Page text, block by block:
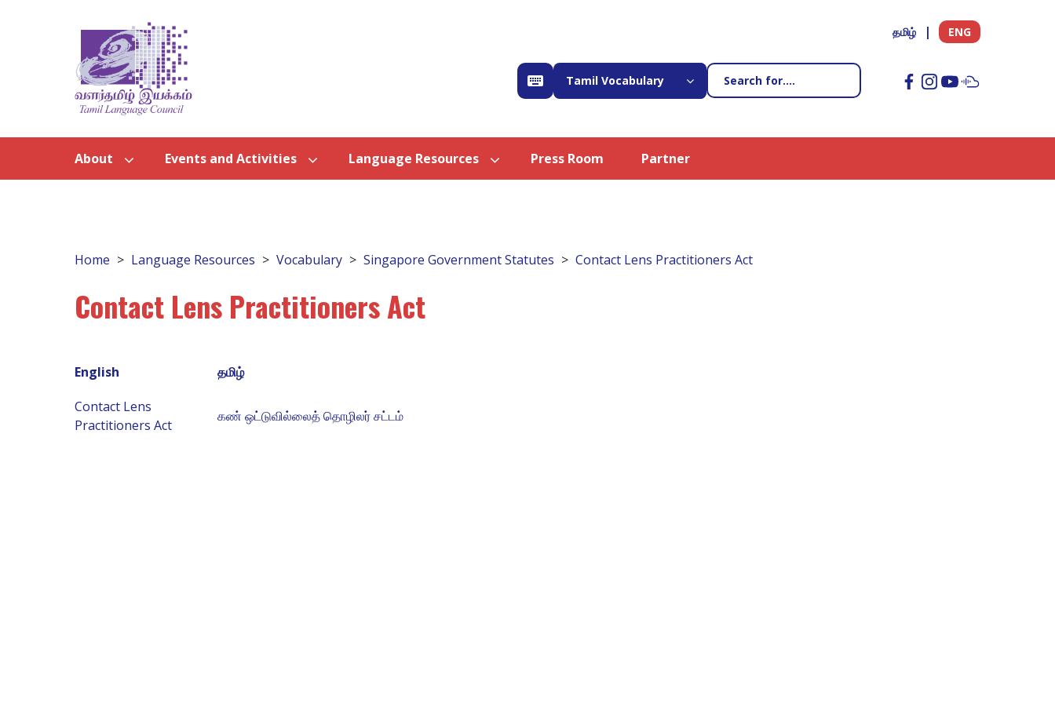
தமிழ் ENG
Tamil Vocabulary
About Events and Activities Language Resources Press Room Partner
Home Language Resources Vocabulary Singapore Government Statutes Contact Lens Practitioners Act
Contact Lens Practitioners Act
English
தமிழ்
Contact Lens
Practitioners Act
கண் ஒட்டுவில்லைத் தொழிலர் சட்டம்